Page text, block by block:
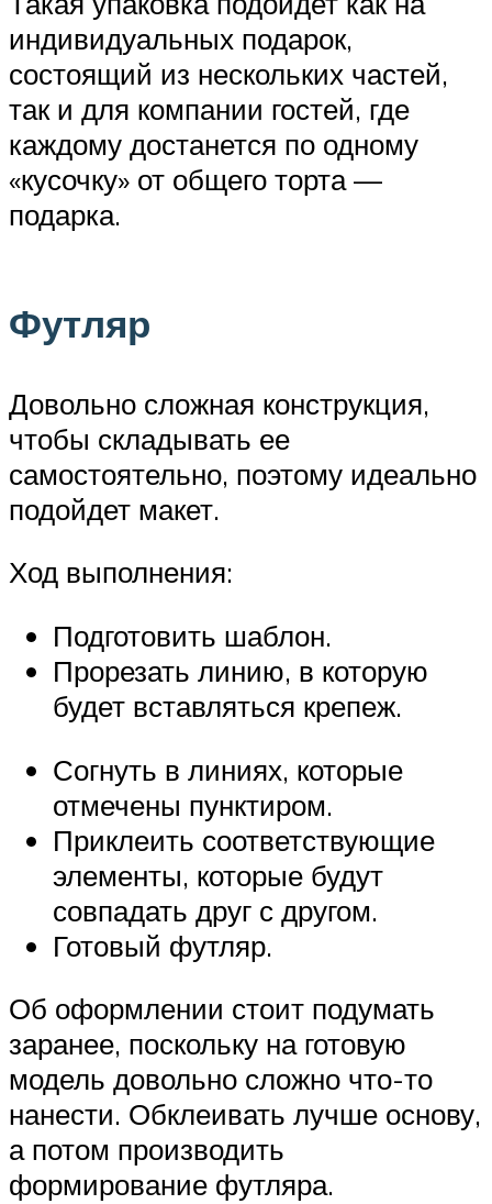
индивидуальных подарок,
состоящий из нескольких частей,
так и для компании гостей, где
каждому достанется по одному
«кусочку» от общего торта —
подарка.
Футляр
Довольно сложная конструкция,
чтобы складывать ее
самостоятельно, поэтому идеально
подойдет макет.
Ход выполнения:
Подготовить шаблон.
Прорезать линию, в которую
будет вставляться крепеж.
Согнуть в линиях, которые
отмечены пунктиром.
Приклеить соответствующие
элементы, которые будут
совпадать друг с другом.
Готовый футляр.
Об оформлении стоит подумать
заранее, поскольку на готовую
модель довольно сложно что-то
нанести. Обклеивать лучше основу,
а потом производить
формирование футляра.